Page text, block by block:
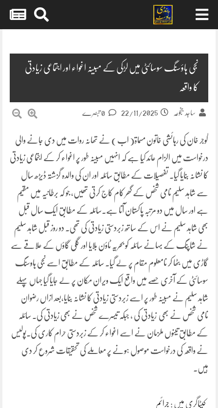
نجی ہاؤسنگ سوسائٹی میں لڑکی کے مبینہ اغواء اور اجتماعی زیادتی
کا واقعہ
ساجد جنجوعہ 22/11/2025
گوجر خان کی رہائشی خاتون مسماۃ( اب ) نے تھانہ روات میں دی جانے والی
درخواست میں الزام عائد کیا ہے کہ انہیں مبینہ طور پر اغواء کر کے اجتماعی زیادتی
کا نشانہ بنایا گیا۔ تفصیلات کے مطابق سائلہ اور ان کی والدہ گزشتہ ڈیڑھ سال
سے شاہد سلیم نامی شخص کے گھر کام کاج کرتی تھیں، جو کہ برطانیہ میں مقیم
ہے اور سال میں دو مرتبہ پاکستان آتا ہے۔سائلہ کے مطابق ایک سال قبل
بھی شاہد سلیم نے اس کے ساتھ زبردستی زیادتی کی تھی۔ دو روز قبل شاہد سلیم
نے شاپنگ کے بہانے سائلہ کو بحریہ ٹاؤن بلایا اور گلی گاؤں کے علاقے سے
گاڑی میں بٹھا کر نامعلوم مقام پر لے گیا۔ سائلہ کے مطابق اسے نجی ہاوسنگ
سوسائٹی کے آخری حصے میں واقع ایک ویران مکان پر لے جایا گیا جہاں پہلے
شاہد سلیم نے مبینہ طور پر اسے زبردستی زیادتی کا نشانہ بنایا،بعد ازاں رضوان
نامی شخص نے بھی زیادتی کی ، جبکہ تیسرے شخص نے بھی زیادتی کی۔ سائلہ
کے مطابق تینوں ملزمان نے اسے اغواء کر کے زبردستی حرام کاری کی۔پولیس
نے واقعہ کی درخواست موصول ہونے پر معاملے کی تحقیقات شروع کر دی
ہیں۔
کیٹاگری میں : جرائم